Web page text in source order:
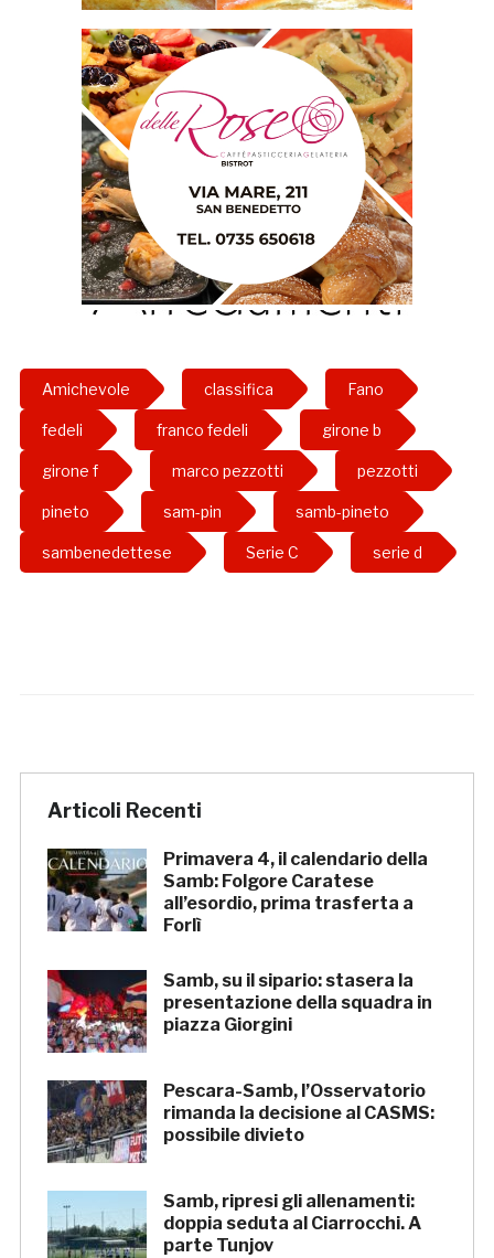
Amichevole classifica Fano
fedeli franco fedeli girone b
girone f marco pezzotti pezzotti
pineto sam-pin samb-pineto
sambenedettese Serie C serie d
Articoli Recenti
Primavera 4, il calendario della
Samb: Folgore Caratese
all’esordio, prima trasferta a
Forlì
Samb, su il sipario: stasera la
presentazione della squadra in
piazza Giorgini
Pescara-Samb, l’Osservatorio
rimanda la decisione al CASMS:
possibile divieto
Samb, ripresi gli allenamenti:
doppia seduta al Ciarrocchi. A
parte Tunjov